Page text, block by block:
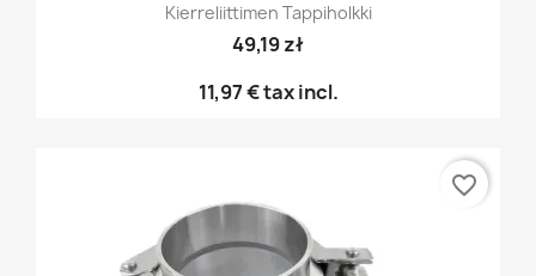
Kierreliittimen Tappiholkki
49,19 zł
11,97 €tax incl.
favorite_border